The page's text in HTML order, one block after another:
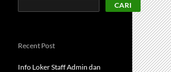
CARI
Recent Post
Info Loker Staff Admin dan